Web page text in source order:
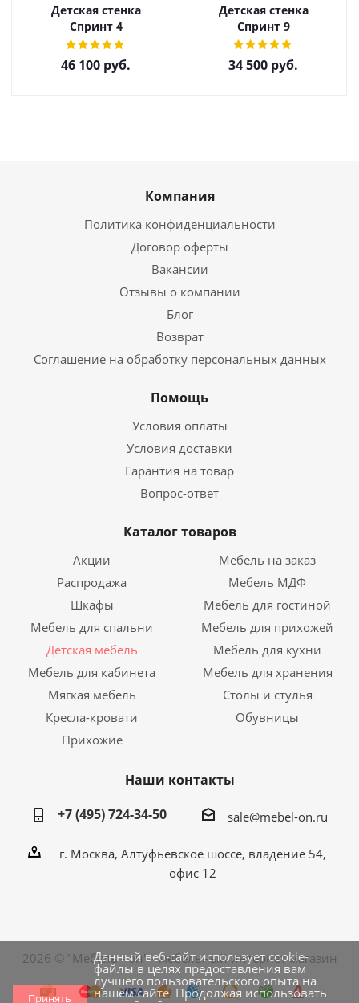
Детская стенка
Спринт 4
46 100 руб.
Детская стенка
Спринт 9
34 500 руб.
Компания
Политика конфиденциальности
Договор оферты
Вакансии
Отзывы о компании
Блог
Возврат
Соглашение на обработку персональных данных
Помощь
Условия оплаты
Условия доставки
Гарантия на товар
Вопрос-ответ
Каталог товаров
Акции
Мебель на заказ
Распродажа
Мебель МДФ
Шкафы
Мебель для гостиной
Мебель для спальни
Мебель для прихожей
Детская мебель
Мебель для кухни
Мебель для кабинета
Мебель для хранения
Мягкая мебель
Столы и стулья
Кресла-кровати
Обувницы
Прихожие
Наши контакты
+7 (495) 724-34-50
sale@mebel-on.ru
г. Москва, Алтуфьевское шоссе, владение 54,
офис 12
2026 © "Мебель - он" - мебельный интернет магазин
Принять
Данный веб-сайт использует cookie-
файлы в целях предоставления вам
лучшего пользовательского опыта на
нашем сайте. Продолжая использовать